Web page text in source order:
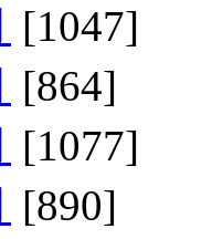
[1047]
[864]
[1077]
[890]